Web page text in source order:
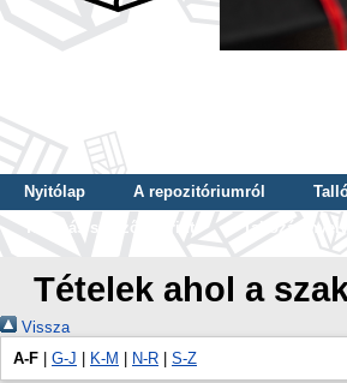
Nyitólap A repozitóriumról
Tallózás szerző szerint
Tallózás nyelv
Tételek ahol a
Vissza
A-F
G-J K-M N-R S-Z